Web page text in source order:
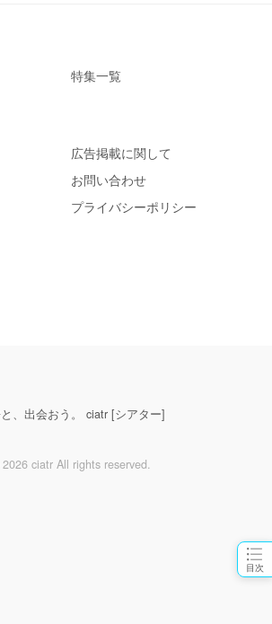
目次
特集一覧
広告掲載に関して
お問い合わせ
プライバシーポリシー
、出会おう。 ciatr [シアター]
ciatr All rights reserved.